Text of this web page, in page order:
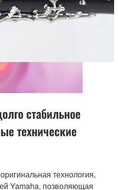
стабильное
технические
технология,
Yamaha, позволяющая